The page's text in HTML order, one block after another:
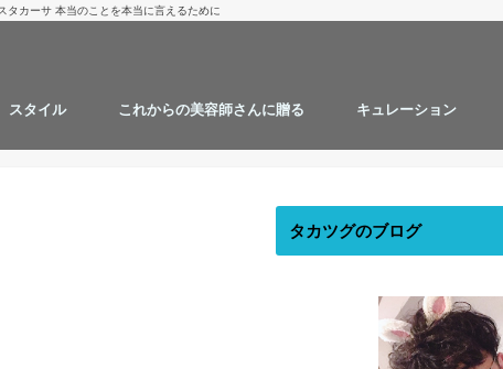
タカーサ 本当のことを本当に言えるために
AMAZONでお買い物
実験と考察
思うこと
スタイル
カット
カラー
パーマ
ストレートパーマ
ハナヘナ
継続することで綺麗にします
これからの美容師さんに贈る キュレーション
タカツグのブログ